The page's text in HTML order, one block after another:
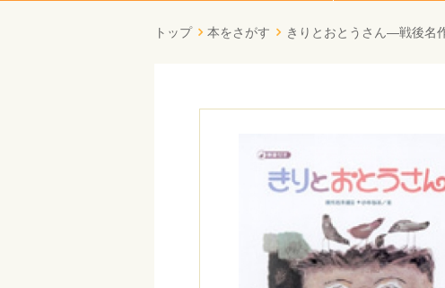
トップ 本をさがす きりとおとうさん―戦後名